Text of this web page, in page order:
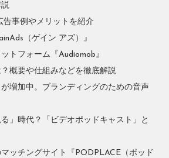
事例やメリットを紹介
（ゲイン アズ）』
トフォーム『Audiomob』
概要や仕組みなどを徹底解説
増加中。ブランディングのための音声
」時代？「ビデオポッドキャスト」と
ッチングサイト『PODPLACE（ポッド